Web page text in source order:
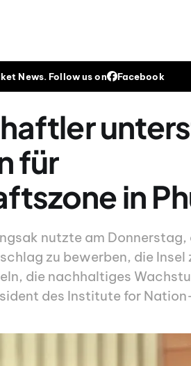
News. Follow us on Facebook
für
in
nutzte am Donnerstag,
zu bewerben, die Insel
die nachhaltiges
des Institute for